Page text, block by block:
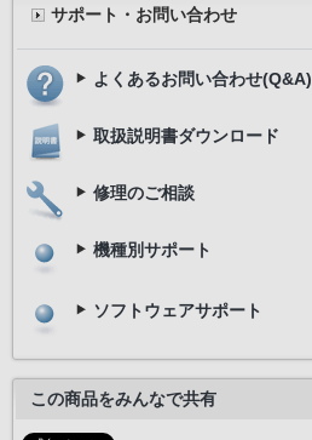
サポート・お問い合わせ
よくあるお問い合わせ(Q&A)
取扱説明書ダウンロード
修理のご相談
機種別サポート
ソフトウェアサポート
この商品をみんなで共有